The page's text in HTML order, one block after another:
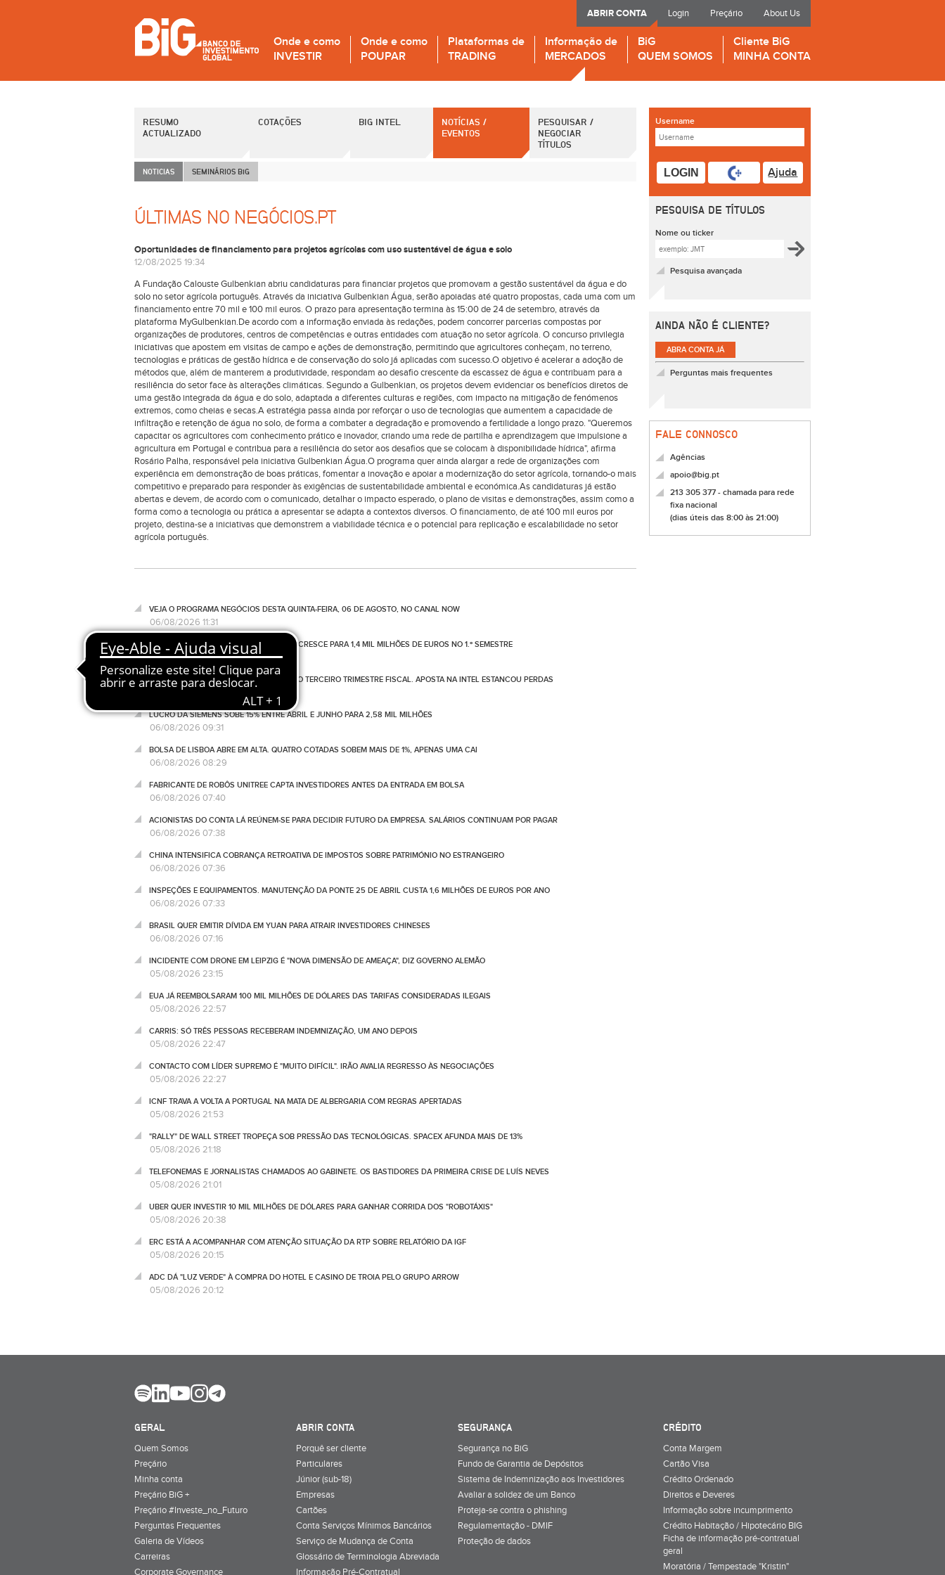
Login Preçário About Us
ABRIR CONTA
Onde e como
INVESTIR
Onde e como
POUPAR
Plataformas de
TRADING
Informação de
MERCADOS
BiG
QUEM SOMOS
Cliente BiG
MINHA CONTA
RESUMO
ACTUALIZADO
COTAÇÕES BIG INTEL
NOTÍCIAS /
EVENTOS
PESQUISAR /
NEGOCIAR
TÍTULOS
NOTICIAS SEMINÁRIOS BiG
ÚLTIMAS NO NEGÓCIOS.PT
Oportunidades de financiamento para projetos agrícolas com uso sustentável de água e solo
12/08/2025 19:34
A Fundação Calouste Gulbenkian abriu candidaturas para financiar projetos que promovam a gestão sustentável da água e do
solo no setor agrícola português. Através da iniciativa Gulbenkian Água, serão apoiadas até quatro propostas, cada uma com um
financiamento entre 70 mil e 100 mil euros. O prazo para apresentação termina às 15:00 de 24 de setembro, através da
plataforma MyGulbenkian.De acordo com a informação enviada às redações, podem concorrer parcerias compostas por
organizações de produtores, centros de competências e outras entidades com atuação no setor agrícola. O concurso privilegia
iniciativas que apostem em visitas de campo e ações de demonstração, permitindo que agricultores conheçam, no terreno,
tecnologias e práticas de gestão hídrica e de conservação do solo já aplicadas com sucesso.O objetivo é acelerar a adoção de
métodos que, além de manterem a produtividade, respondam ao desafio crescente da escassez de água e contribuam para a
resiliência do setor face às alterações climáticas. Segundo a Gulbenkian, os projetos devem evidenciar os benefícios diretos de
uma gestão integrada da água e do solo, adaptada a diferentes culturas e regiões, com impacto na mitigação de fenómenos
extremos, como cheias e secas.A estratégia passa ainda por reforçar o uso de tecnologias que aumentem a capacidade de
infiltração e retenção de água no solo, de forma a combater a degradação e promovendo a fertilidade a longo prazo. "Queremos
capacitar os agricultores com conhecimento prático e inovador, criando uma rede de partilha e aprendizagem que impulsione a
agricultura em Portugal e contribua para a resiliência do setor aos desafios que se colocam à disponibilidade hídrica", afirma
Rosário Palha, responsável pela iniciativa Gulbenkian Água.O programa quer ainda alargar a rede de organizações com
experiência em demonstração de boas práticas, fomentar a inovação e apoiar a modernização do setor agrícola, tornando-o mais
competitivo e preparado para responder às exigências de sustentabilidade ambiental e económica.As candidaturas já estão
abertas e devem, de acordo com o comunicado, detalhar o impacto esperado, o plano de visitas e demonstrações, assim como a
forma como a tecnologia ou prática a apresentar se adapta a contextos diversos. O financiamento, de até 100 mil euros por
projeto, destina-se a iniciativas que demonstrem a viabilidade técnica e o potencial para replicação e escalabilidade no setor
agrícola português.
VEJA O PROGRAMA NEGÓCIOS DESTA QUINTA-FEIRA, 06 DE AGOSTO, NO CANAL NOW
06/08/2026 11:31
INVESTIMENTO IMOBILIÁRIO COMERCIAL CRESCE PARA 1,4 MIL MILHÕES DE EUROS NO 1.º SEMESTRE
06/08/2026 11:17
LUCRO DO SOFTBANK CAI 17,7% ENTRE NO TERCEIRO TRIMESTRE FISCAL. APOSTA NA INTEL ESTANCOU PERDAS
06/08/2026 11:01
LUCRO DA SIEMENS SOBE 15% ENTRE ABRIL E JUNHO PARA 2,58 MIL MILHÕES
06/08/2026 09:31
BOLSA DE LISBOA ABRE EM ALTA. QUATRO COTADAS SOBEM MAIS DE 1%, APENAS UMA CAI
06/08/2026 08:29
FABRICANTE DE ROBÔS UNITREE CAPTA INVESTIDORES ANTES DA ENTRADA EM BOLSA
06/08/2026 07:40
ACIONISTAS DO CONTA LÁ REÚNEM-SE PARA DECIDIR FUTURO DA EMPRESA. SALÁRIOS CONTINUAM POR PAGAR
06/08/2026 07:38
CHINA INTENSIFICA COBRANÇA RETROATIVA DE IMPOSTOS SOBRE PATRIMÓNIO NO ESTRANGEIRO
06/08/2026 07:36
INSPEÇÕES E EQUIPAMENTOS. MANUTENÇÃO DA PONTE 25 DE ABRIL CUSTA 1,6 MILHÕES DE EUROS POR ANO
06/08/2026 07:33
BRASIL QUER EMITIR DÍVIDA EM YUAN PARA ATRAIR INVESTIDORES CHINESES
06/08/2026 07:16
INCIDENTE COM DRONE EM LEIPZIG É "NOVA DIMENSÃO DE AMEAÇA", DIZ GOVERNO ALEMÃO
05/08/2026 23:15
EUA JÁ REEMBOLSARAM 100 MIL MILHÕES DE DÓLARES DAS TARIFAS CONSIDERADAS ILEGAIS
05/08/2026 22:57
CARRIS: SÓ TRÊS PESSOAS RECEBERAM INDEMNIZAÇÃO, UM ANO DEPOIS
05/08/2026 22:47
CONTACTO COM LÍDER SUPREMO É "MUITO DIFÍCIL". IRÃO AVALIA REGRESSO ÀS NEGOCIAÇÕES
05/08/2026 22:27
ICNF TRAVA A VOLTA A PORTUGAL NA MATA DE ALBERGARIA COM REGRAS APERTADAS
05/08/2026 21:53
"RALLY" DE WALL STREET TROPEÇA SOB PRESSÃO DAS TECNOLÓGICAS. SPACEX AFUNDA MAIS DE 13%
05/08/2026 21:18
TELEFONEMAS E JORNALISTAS CHAMADOS AO GABINETE. OS BASTIDORES DA PRIMEIRA CRISE DE LUÍS NEVES
05/08/2026 21:01
UBER QUER INVESTIR 10 MIL MILHÕES DE DÓLARES PARA GANHAR CORRIDA DOS "ROBOTÁXIS"
05/08/2026 20:38
ERC ESTÁ A ACOMPANHAR COM ATENÇÃO SITUAÇÃO DA RTP SOBRE RELATÓRIO DA IGF
05/08/2026 20:15
ADC DÁ "LUZ VERDE" À COMPRA DO HOTEL E CASINO DE TROIA PELO GRUPO ARROW
05/08/2026 20:12
Username
LOGIN Ajuda
PESQUISA DE TÍTULOS
Nome ou ticker
Pesquisa avançada
AINDA NÃO É CLIENTE?
ABRA CONTA JÁ
Perguntas mais frequentes
FALE CONNOSCO
Agências
apoio@big.pt
213 305 377 - chamada para rede
fixa nacional
(dias úteis das 8:00 às 21:00)
GERAL
Quem Somos
Preçário
Minha conta
Preçário BiG +
Preçário #Investe_no_Futuro
Perguntas Frequentes
Galeria de Vídeos
Carreiras
Corporate Governance
ABRIR CONTA
Porquê ser cliente
Particulares
Júnior (sub-18)
Empresas
Cartões
Conta Serviços Mínimos Bancários
Serviço de Mudança de Conta
Glossário de Terminologia Abreviada
Informação Pré-Contratual
SEGURANÇA
Segurança no BiG
Fundo de Garantia de Depósitos
Sistema de Indemnização aos Investidores
Avaliar a solidez de um Banco
Proteja-se contra o phishing
Regulamentação - DMIF
Proteção de dados
CRÉDITO
Conta Margem
Cartão Visa
Crédito Ordenado
Direitos e Deveres
Informação sobre incumprimento
Crédito Habitação / Hipotecário BIG
Ficha de informação pré-contratual
geral
Moratória / Tempestade "Kristin"